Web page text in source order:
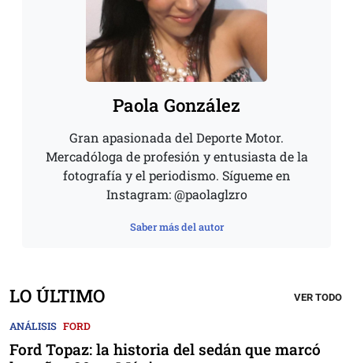
Paola González
Gran apasionada del Deporte Motor.
Mercadóloga de profesión y entusiasta de la
fotografía y el periodismo. Sígueme en
Instagram: @paolaglzro
Saber más del autor
LO ÚLTIMO VER TODO
ANÁLISIS FORD
Ford Topaz: la historia del sedán que marcó